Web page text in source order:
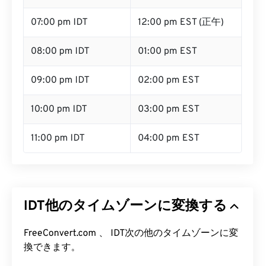
07:00 pm IDT 12:00 pm EST (正午)
08:00 pm IDT 01:00 pm EST
09:00 pm IDT 02:00 pm EST
10:00 pm IDT 03:00 pm EST
11:00 pm IDT 04:00 pm EST
IDT他のタイムゾーンに変換する
FreeConvert.com 、 IDT次の他のタイムゾーンに変
換できます。